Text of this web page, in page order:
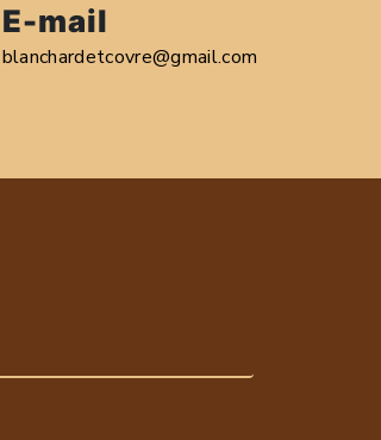
E-mail
blanchardetcovre@gmail.com